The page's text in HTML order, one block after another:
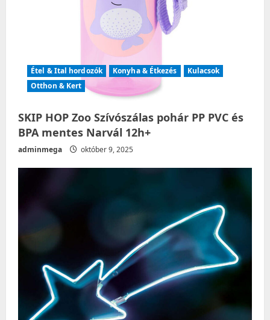
Étel & Ital hordozók Konyha & Étkezés
Kulacsok
Otthon & Kert
SKIP HOP Zoo Szívószálas pohár PP PVC és
BPA mentes Narvál 12h+
adminmega október 9, 2025